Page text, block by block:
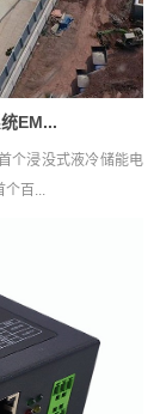
EM...
个浸没式液冷储能电
百...